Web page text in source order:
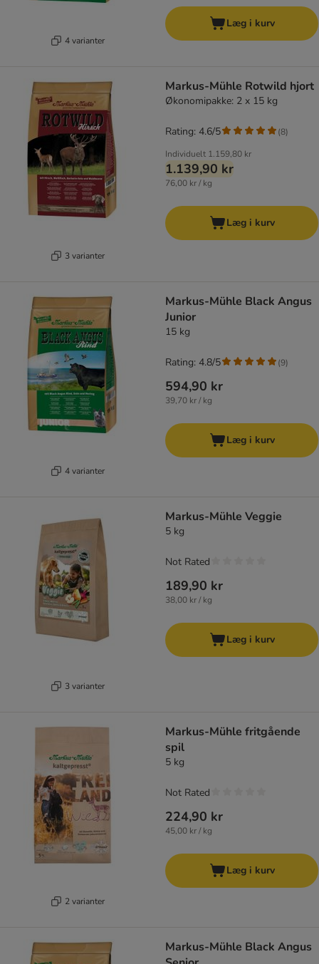
4 varianter
Læg i kurv
3 varianter
Markus-Mühle Rotwild hjort
Økonomipakke: 2 x 15 kg
Individuelt 1.159,80 kr
1.139,90 kr
76,00 kr / kg
Rating: 4.6/5 (8)
Læg i kurv
4 varianter
Markus-Mühle Black Angus
Junior
15 kg
594,90 kr
39,70 kr / kg
Rating: 4.8/5 (9)
Læg i kurv
3 varianter
Markus-Mühle Veggie
5 kg
189,90 kr
38,00 kr / kg
Not Rated
Læg i kurv
2 varianter
Markus-Mühle fritgående
spil
5 kg
224,90 kr
45,00 kr / kg
Not Rated
Læg i kurv
Markus-Mühle Black Angus